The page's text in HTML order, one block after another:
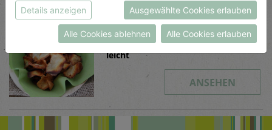
Topinamburchips
Schwierigkeit
leicht
ANSEHEN
Weitere Informationen findest du in unserer
Datenschutzerklärungbzw. imImpressum
Details anzeigen Ausgewählte Cookies erlauben
Alle Cookies ablehnen Alle Cookies erlauben